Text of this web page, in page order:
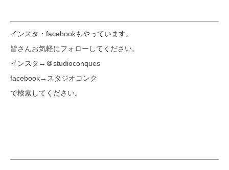
インスタ・facebookもやっています。
皆さんお気軽にフォローしてください。
インスタ→＠studioconques
facebook→スタジオコンク
で検索してください。